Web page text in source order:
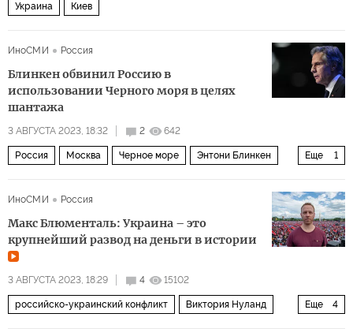
Украина Киев
ИноСМИ Россия
Блинкен обвинил Россию в
использовании Черного моря в целях
шантажа
3 АВГУСТА 2023, 18:32 2 642
Еще 1
Россия Москва Черное море Энтони Блинкен
ИноСМИ
Россия
Макс Блюменталь: Украина – это
крупнейший развод на деньги в истории
3 АВГУСТА 2023, 18:29 4 15102
Еще 4
российско-украинский конфликт Виктория Нуланд